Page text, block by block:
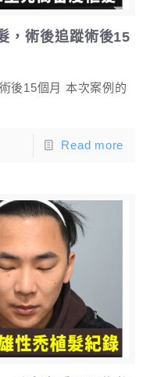
，術後追蹤術後15
後15個月 本次案例的
Read more